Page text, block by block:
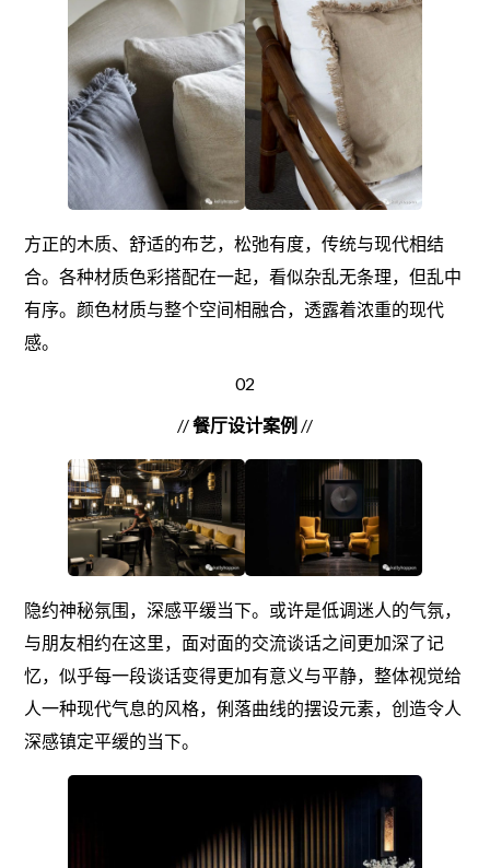
方正的木质、舒适的布艺，松弛有度，传统与现代相结
合。各种材质色彩搭配在一起，看似杂乱无条理，但乱中
有序。颜色材质与整个空间相融合，透露着浓重的现代
感。
02
//餐厅设计案例 //
隐约神秘氛围，深感平缓当下。或许是低调迷人的气氛，
与朋友相约在这里，面对面的交流谈话之间更加深了记
忆，似乎每一段谈话变得更加有意义与平静，整体视觉给
人一种现代气息的风格，俐落曲线的摆设元素，创造令人
深感镇定平缓的当下。